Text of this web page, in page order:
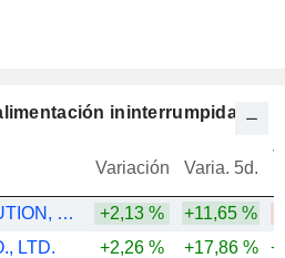
ininterrumpida
Variación Varia. 5d.
LG ENERGY SOLUTION, LTD. +2,13 % +11,65 %
LTD.
+2,26 % +17,86 %